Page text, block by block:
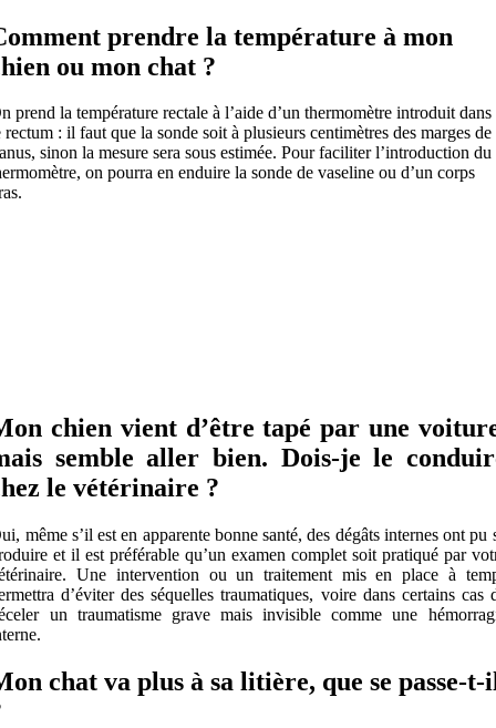
prendre la température à mon
ou mon chat ?
prend la température rectale à l’aide d’un thermomètre introduit dans
rectum : il faut que la sonde soit à plusieurs centimètres des marges de
sinon la mesure sera sous estimée. Pour faciliter l’introduction du
on pourra en enduire la sonde de vaseline ou d’un corps
chien vient d’être tapé par une
semble aller bien. Dois-je le
le vétérinaire ?
même s’il est en apparente bonne santé, des dégâts internes ont pu
et il est préférable qu’un examen complet soit pratiqué par
Une intervention ou un traitement mis en place à
d’éviter des séquelles traumatiques, voire dans certains cas
un traumatisme grave mais invisible comme une
chat va plus à sa litière, que se passe-t-